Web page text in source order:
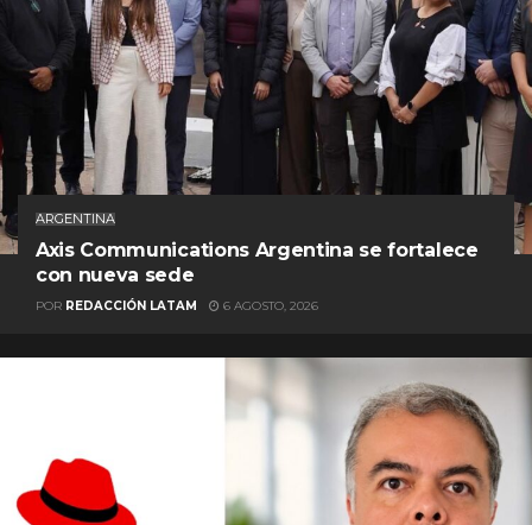
ARGENTINA
Axis Communications Argentina se fortalece
con nueva sede
POR REDACCIÓN LATAM 6 AGOSTO, 2026